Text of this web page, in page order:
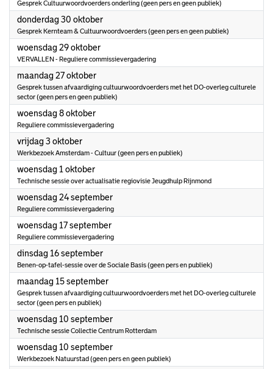
Gesprek Cultuurwoordvoerders onderling (geen pers en geen publiek)
donderdag 30 oktober2025
Gesprek Kernteam & Cultuurwoordvoerders (geen pers en geen publiek)
woensdag 29 oktober2025
VERVALLEN - Reguliere commissievergadering
maandag 27 oktober2025
Gesprek tussen afvaardiging cultuurwoordvoerders met het DO-overleg culturele
sector (geen pers en geen publiek)
woensdag 8 oktober2025
Reguliere commissievergadering
vrijdag 3 oktober2025
Werkbezoek Amsterdam - Cultuur (geen pers en publiek)
woensdag 1 oktober2025
Technische sessie over actualisatie regiovisie Jeugdhulp Rijnmond
woensdag 24 september2025
Reguliere commissievergadering
woensdag 17 september2025
Reguliere commissievergadering
dinsdag 16 september2025
Benen-op-tafel-sessie over de Sociale Basis (geen pers en publiek)
maandag 15 september2025
Gesprek tussen afvaardiging cultuurwoordvoerders met het DO-overleg culturele
sector (geen pers en publiek)
woensdag 10 september2025
Technische sessie Collectie Centrum Rotterdam
woensdag 10 september2025
Werkbezoek Natuurstad (geen pers en geen publiek)